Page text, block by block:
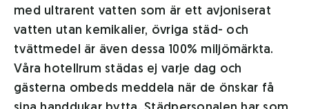
med ultrarent vatten som är ett avjoniserat
vatten utan kemikalier, övriga städ- och
tvättmedel är även dessa 100% miljömärkta.
Våra hotellrum städas ej varje dag och
gästerna ombeds meddela när de önskar få